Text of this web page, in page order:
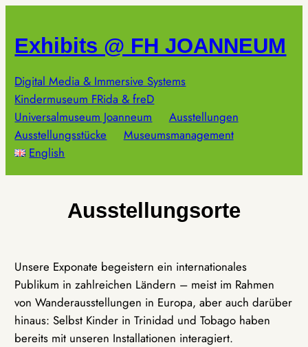
springen
Exhibits @ FH JOANNEUM
Digital Media & Immersive Systems
Kindermuseum FRida & freD
Universalmuseum Joanneum
Ausstellungen
Ausstellungsstücke
Museumsmanagement
English
Ausstellungsorte
Unsere Exponate begeistern ein internationales
Publikum in zahlreichen Ländern – meist im Rahmen
von Wanderausstellungen in Europa, aber auch darüber
hinaus: Selbst Kinder in Trinidad und Tobago haben
bereits mit unseren Installationen interagiert.